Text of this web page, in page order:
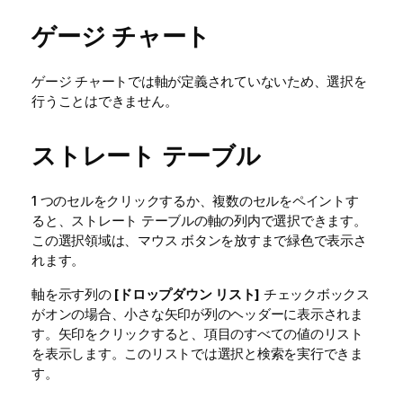
ゲージ チャート
ゲージ チャートでは軸が定義されていないため、選択を
行うことはできません。
ストレート テーブル
1 つのセルをクリックするか、複数のセルをペイントす
ると、ストレート テーブルの軸の列内で選択できます。
この選択領域は、マウス ボタンを放すまで緑色で表示さ
れます。
軸を示す列の [ドロップダウン リスト] チェックボックス
がオンの場合、小さな矢印が列のヘッダーに表示されま
す。矢印をクリックすると、項目のすべての値のリスト
を表示します。このリストでは選択と検索を実行できま
す。